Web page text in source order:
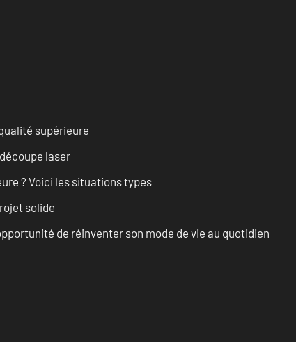
supérieure
laser
? Voici les situations types
solide
de réinventer son mode de vie au quotidien